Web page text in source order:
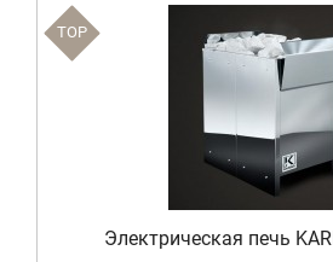
TOP
Электрическая печь